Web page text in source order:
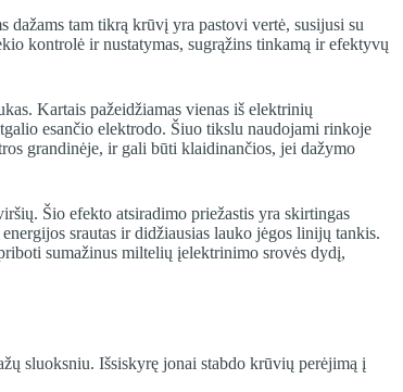
tam tikrą krūvį yra pastovi vertė, susijusi su
kontrolė ir nustatymas, sugrąžins tinkamą ir efektyvų
Kartais pažeidžiamas vienas iš elektrinių
esančio elektrodo. Šiuo tikslu naudojami rinkoje
grandinėje, ir gali būti klaidinančios, jei dažymo
Šio efekto atsiradimo priežastis yra skirtingas
srautas ir didžiausias lauko jėgos linijų tankis.
sumažinus miltelių įelektrinimo srovės dydį,
sluoksniu. Išsiskyrę jonai stabdo krūvių perėjimą į